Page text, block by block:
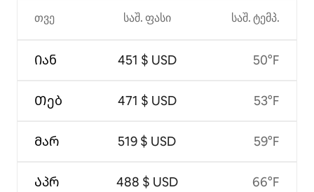
თვე
Იან
Თებ
Მარ
Აპრ
საშ. ფასი
451 $ USD
471 $ USD
519 $ USD
488 $ USD
საშ. ტემპ.
50°F
53°F
59°F
66°F